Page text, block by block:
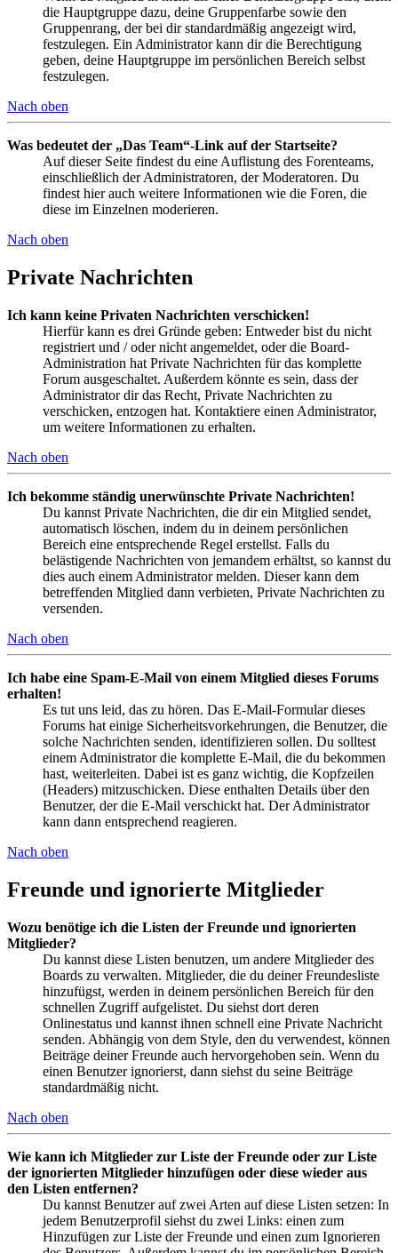
die Hauptgruppe dazu, deine Gruppenfarbe sowie den
Gruppenrang, der bei dir standardmäßig angezeigt wird,
festzulegen. Ein Administrator kann dir die Berechtigung
geben, deine Hauptgruppe im persönlichen Bereich selbst
festzulegen.
Nach oben
Was bedeutet der „Das Team“-Link auf der Startseite?
Auf dieser Seite findest du eine Auflistung des Forenteams,
einschließlich der Administratoren, der Moderatoren. Du
findest hier auch weitere Informationen wie die Foren, die
diese im Einzelnen moderieren.
Nach oben
Private Nachrichten
Ich kann keine Privaten Nachrichten verschicken!
Hierfür kann es drei Gründe geben: Entweder bist du nicht
registriert und / oder nicht angemeldet, oder die Board-
Administration hat Private Nachrichten für das komplette
Forum ausgeschaltet. Außerdem könnte es sein, dass der
Administrator dir das Recht, Private Nachrichten zu
verschicken, entzogen hat. Kontaktiere einen Administrator,
um weitere Informationen zu erhalten.
Nach oben
Ich bekomme ständig unerwünschte Private Nachrichten!
Du kannst Private Nachrichten, die dir ein Mitglied sendet,
automatisch löschen, indem du in deinem persönlichen
Bereich eine entsprechende Regel erstellst. Falls du
belästigende Nachrichten von jemandem erhältst, so kannst du
dies auch einem Administrator melden. Dieser kann dem
betreffenden Mitglied dann verbieten, Private Nachrichten zu
versenden.
Nach oben
Ich habe eine Spam-E-Mail von einem Mitglied dieses Forums
erhalten!
Es tut uns leid, das zu hören. Das E-Mail-Formular dieses
Forums hat einige Sicherheitsvorkehrungen, die Benutzer, die
solche Nachrichten senden, identifizieren sollen. Du solltest
einem Administrator die komplette E-Mail, die du bekommen
hast, weiterleiten. Dabei ist es ganz wichtig, die Kopfzeilen
(Headers) mitzuschicken. Diese enthalten Details über den
Benutzer, der die E-Mail verschickt hat. Der Administrator
kann dann entsprechend reagieren.
Nach oben
Freunde und ignorierte Mitglieder
Wozu benötige ich die Listen der Freunde und ignorierten
Mitglieder?
Du kannst diese Listen benutzen, um andere Mitglieder des
Boards zu verwalten. Mitglieder, die du deiner Freundesliste
hinzufügst, werden in deinem persönlichen Bereich für den
schnellen Zugriff aufgelistet. Du siehst dort deren
Onlinestatus und kannst ihnen schnell eine Private Nachricht
senden. Abhängig von dem Style, den du verwendest, können
Beiträge deiner Freunde auch hervorgehoben sein. Wenn du
einen Benutzer ignorierst, dann siehst du seine Beiträge
standardmäßig nicht.
Nach oben
Wie kann ich Mitglieder zur Liste der Freunde oder zur Liste
der ignorierten Mitglieder hinzufügen oder diese wieder aus
den Listen entfernen?
Du kannst Benutzer auf zwei Arten auf diese Listen setzen: In
jedem Benutzerprofil siehst du zwei Links: einen zum
Hinzufügen zur Liste der Freunde und einen zum Ignorieren